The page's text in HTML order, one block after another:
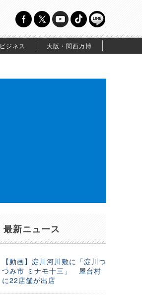
ビジネス 大阪・関西万博
最新ニュース
【動画】淀川河川敷に「淀川つ
つみ市 ミナモ十三」 屋台村
に22店舗が出店